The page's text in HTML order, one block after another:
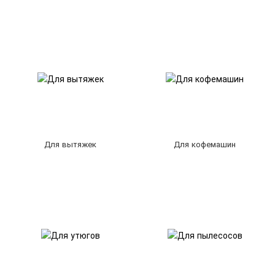
Для вытяжек Для кофемашин